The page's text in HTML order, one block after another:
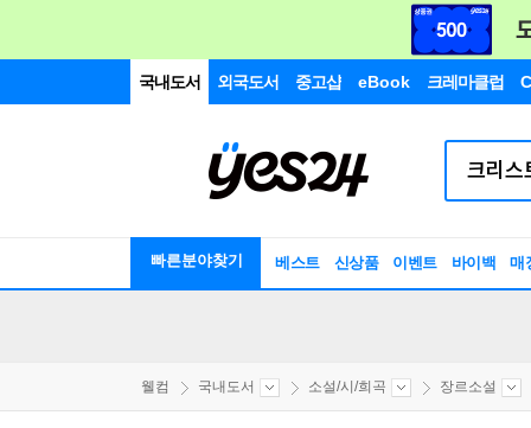
국내도서 외국도서 중고샵 eBook 크레마클럽
빠른분야찾기 베스트 신상품 이벤트 바이백 매
웰컴 국내도서 소설/시/희곡 장르소설